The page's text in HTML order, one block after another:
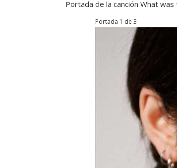
Portada de la canción What
Portada 1 de 3